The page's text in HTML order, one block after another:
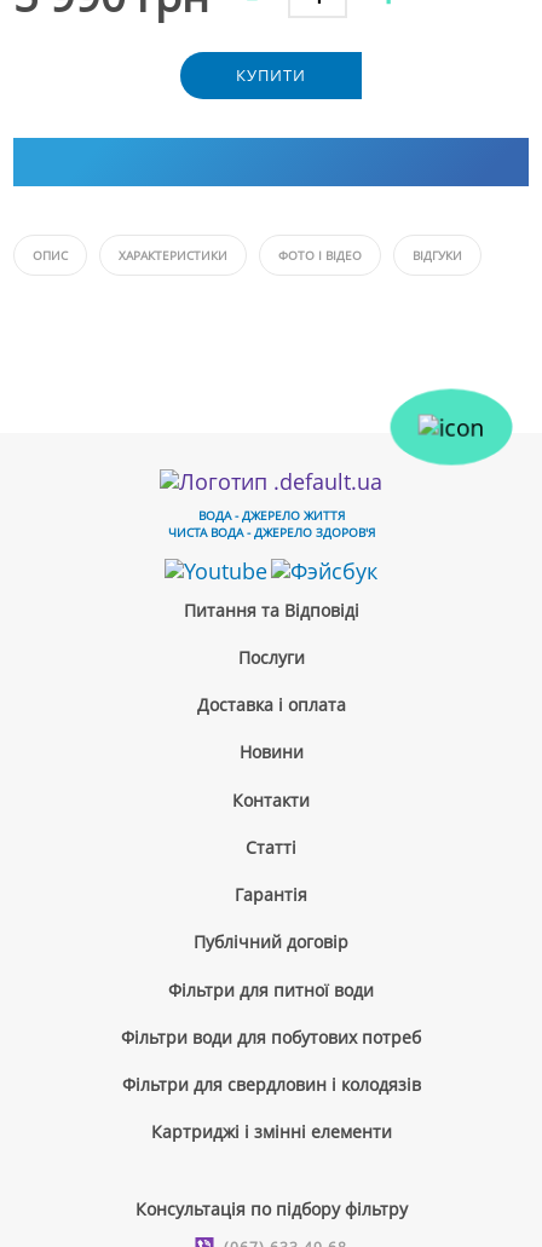
КУПИТИ
ОПИС ХАРАКТЕРИСТИКИ ФОТО І ВІДЕО ВІДГУКИ
ВОДА - ДЖЕРЕЛО ЖИТТЯ
ЧИСТА ВОДА - ДЖЕРЕЛО ЗДОРОВ'Я
Питання та Відповіді
Послуги
Доставка і оплата
Новини
Контакти
Cтатті
Гарантія
Публічний договір
Фільтри для питної води
Фільтри води для побутових потреб
Фільтри для свердловин і колодязів
Картриджі і змінні елементи
Консультація по підбору фільтру